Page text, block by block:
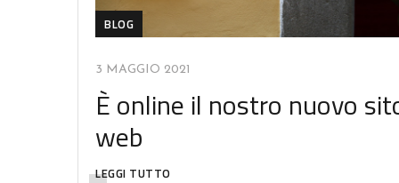
BLOG
3 MAGGIO 2021
È online il nostro nuovo
web
LEGGI TUTTO